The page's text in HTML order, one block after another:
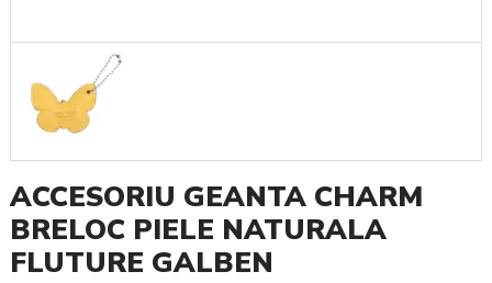
ACCESORIU GEANTA CHARM
BRELOC PIELE NATURALA
FLUTURE GALBEN